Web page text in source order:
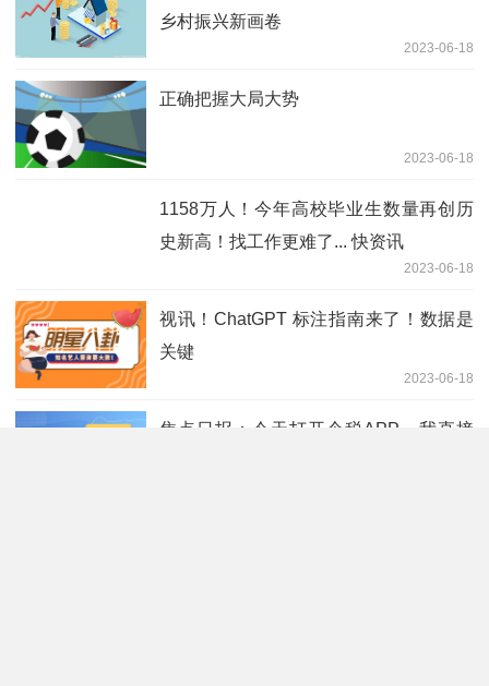
乡村振兴新画卷
2023-06-18
正确把握大局大势
2023-06-18
1158万人！今年高校毕业生数量再创历
史新高！找工作更难了... 快资讯
2023-06-18
视讯！ChatGPT 标注指南来了！数据是
关键
2023-06-18
焦点日报：今天打开个税APP，我直接